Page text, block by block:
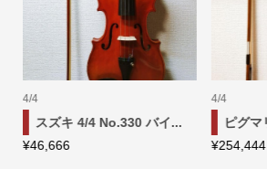
4/4 ...
スズキ No.470 1/2 バイ...
¥